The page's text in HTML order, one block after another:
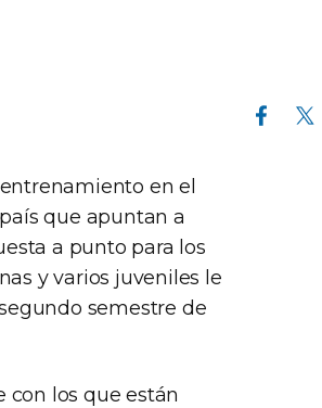
Compartir en Facebook Compartir en Twitter
en el
que apuntan a
a punto para los
y varios juveniles le
semestre de
con los que están